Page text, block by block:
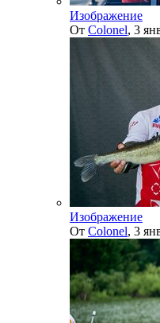
Изображение
От Colonel, 3
Изображение
От Colonel, 3